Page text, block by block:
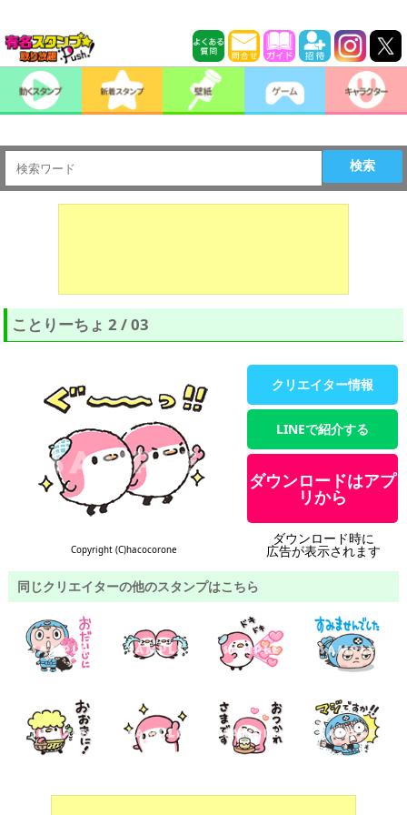
検索
ことりーちょ 2 / 03
Copyright (C)hacocorone
クリエイター情報
LINEで紹介する
ダウンロードはアプ
リから
ダウンロード時に
広告が表示されます
同じクリエイターの他のスタンプはこちら